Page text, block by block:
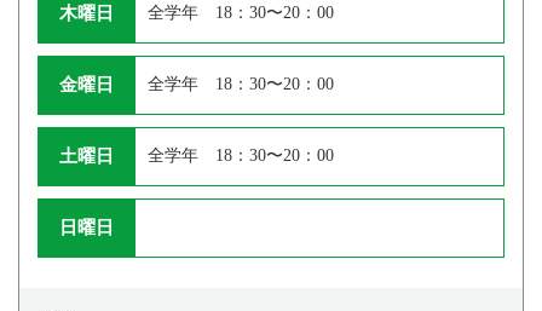
木曜日 全学年 18：30〜20：00
金曜日 全学年 18：30〜20：00
土曜日 全学年 18：30〜20：00
日曜日